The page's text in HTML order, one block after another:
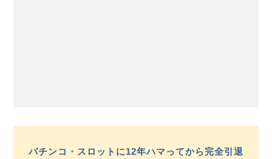
パチンコ・スロットに12年ハマってから完全引退